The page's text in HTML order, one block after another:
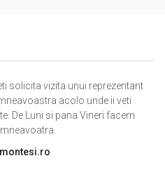
solicita vizita unui reprezentant
acolo unde ii veti
De Luni si pana Vineri facem